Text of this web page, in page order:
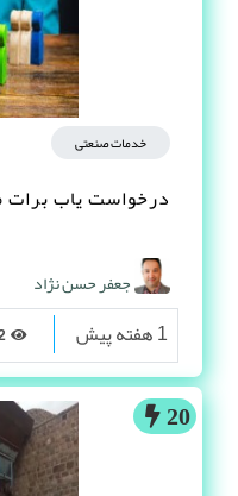
خدمات صنعتی
درخواست یاب برات
جعفر حسن نژاد
1 هفته پیش
20